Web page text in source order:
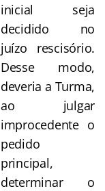
inicial seja
decidido no
juízo rescisório.
Desse modo,
deveria a Turma,
ao julgar
improcedente o
pedido
principal,
determinar o